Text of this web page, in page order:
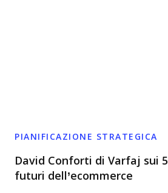
PIANIFICAZIONE STRATEGICA
David Conforti di Varfaj sui
futuri dell’ecommerce